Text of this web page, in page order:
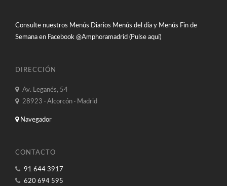
Consulte nuestros Menús Diarios Menús del día y Menús Fin de
Semana en Facebook @Amphoramadrid (Pulse aquí)
DIRECCIÓN
Av. Leganés, 54
28923 · Alcorcón · Madrid
Navegador
CONTACTO
91 644 3917
620 694 595